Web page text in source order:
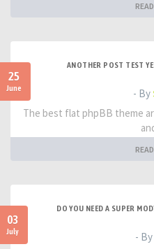
25
June
ANOTHER POST TEST
- By
The best flat phpBB theme
03
July
DO YOU NEED A SUPER
- By